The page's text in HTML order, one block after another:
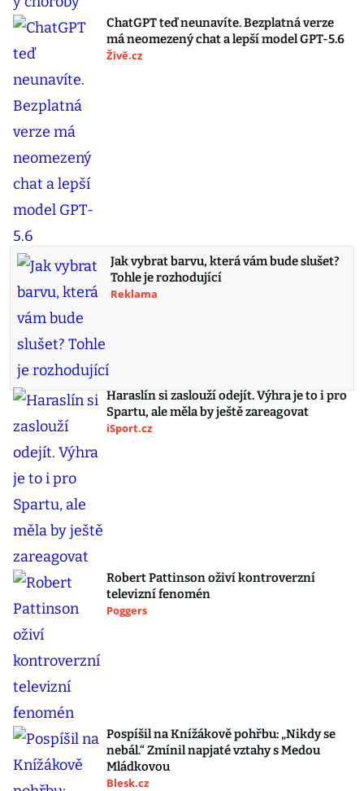
ChatGPT teď neunavíte. Bezplatná verze
má neomezený chat a lepší model GPT-5.6
Živě.cz
Jak vybrat barvu, která vám bude slušet?
Tohle je rozhodující
Reklama
Haraslín si zaslouží odejít. Výhra je to i pro
Spartu, ale měla by ještě zareagovat
iSport.cz
Robert Pattinson oživí kontroverzní
televizní fenomén
Poggers
Pospíšil na Knížákově pohřbu: „Nikdy se
nebál.“ Zmínil napjaté vztahy s Medou
Mládkovou
Blesk.cz